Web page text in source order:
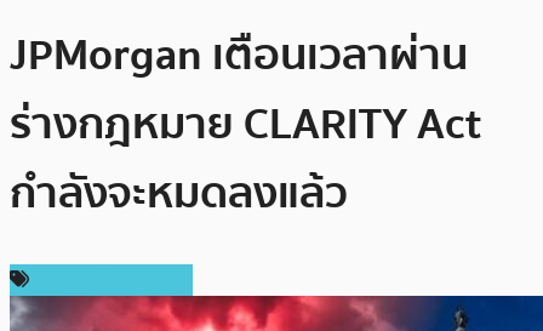
JPMorgan เตือนเวลาผ่าน
ร่างกฎหมาย CLARITY Act
กำลังจะหมดลงแล้ว